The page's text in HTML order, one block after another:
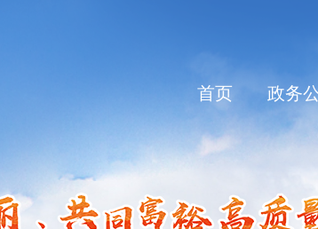
首页 政务